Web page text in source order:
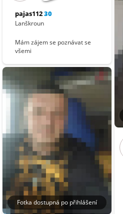
pajas11230
Lanškroun
Mám zájem se poznávat se
všemi
Fotka dostupná po přihlášení